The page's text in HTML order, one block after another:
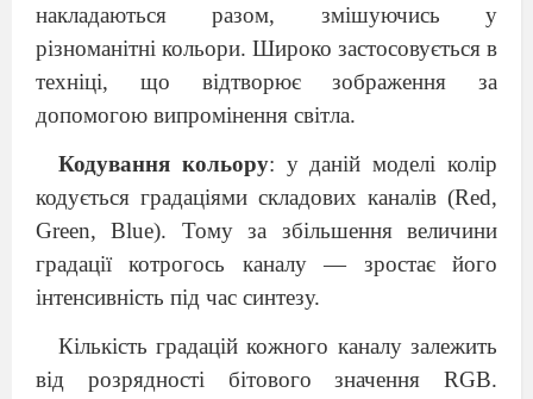
накладаються разом, змішуючись у
різноманітні кольори. Широко застосовується в
техніці, що відтворює зображення за
допомогою випромінення світла.
Кодування кольору: у даній моделі колір
кодується градаціями складових каналів (Red,
Green, Blue). Тому за збільшення величини
градації котрогось каналу — зростає його
інтенсивність під час синтезу.
Кількість градацій кожного каналу залежить
від розрядності бітового значення RGB.